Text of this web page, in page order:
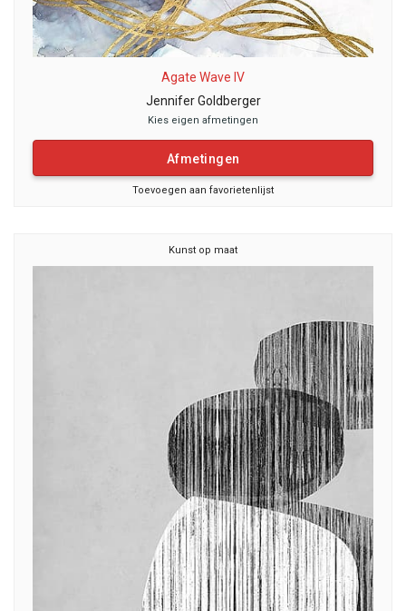
Agate Wave IV
Jennifer Goldberger
Kies eigen afmetingen
Afmetingen
Toevoegen aan favorietenlijst
Kunst op maat